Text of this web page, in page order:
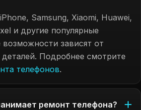
Samsung, Xiaomi, Huawei,
и другие популярные
зависят от
Подробнее смотрите
телефонов.
ремонт телефона?